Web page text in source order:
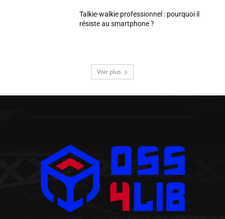
Talkie-walkie professionnel : pourquoi il
résiste au smartphone ?
Voir plus